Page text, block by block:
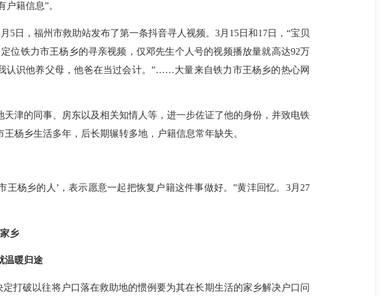
籍信息”。
，福州市救助站发布了第一条抖音寻人视频。3月15日和17日，“宝贝
位铁力市王杨乡的寻亲视频，仅邓先生个人号的视频播放量就高达92万
认识他养父母，他爸在当过会计。”……大量来自铁力市王杨乡的热心网
的同事、房东以及相关知情人等，进一步佐证了他的身份，并致电铁
杨乡生活多年，后长期辗转多地，户籍信息常年缺失。
杨乡的人’，表示愿意一起把恢复户籍这件事做好。”黄沣回忆。3月27
乡
暖归途
破以往将户口落在救助地的惯例要为其在长期生活的家乡解决户口问